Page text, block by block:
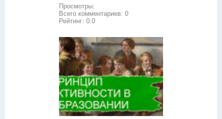
Просмотры:
Всего комментариев: 0
Рейтинг: 0.0